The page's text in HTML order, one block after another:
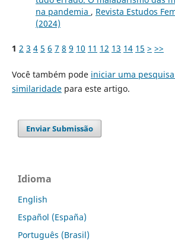
na pandemia , Revista Estudos
(2024)
1 2 3 4 5 6 7 8 9 10 11 12 13 14 15 > >>
Você também pode iniciar uma
similaridadepara este artigo.
Enviar Submissão
Idioma
English
Español (España)
Português (Brasil)